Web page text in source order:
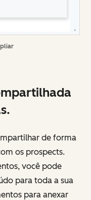
de forma
os prospects.
você pode
para toda a sua
para anexar